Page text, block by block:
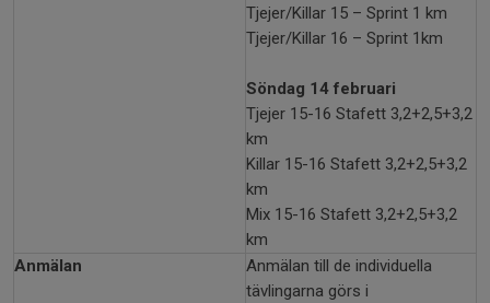
Tjejer/Killar 15 – Sprint 1 km
Tjejer/Killar 16 – Sprint 1km
Söndag 14 februari
Tjejer 15-16 Stafett 3,2+2,5+3,2
km
Killar 15-16 Stafett 3,2+2,5+3,2
km
Mix 15-16 Stafett 3,2+2,5+3,2
km
Anmälan
Anmälan till de individuella
tävlingarna görs i